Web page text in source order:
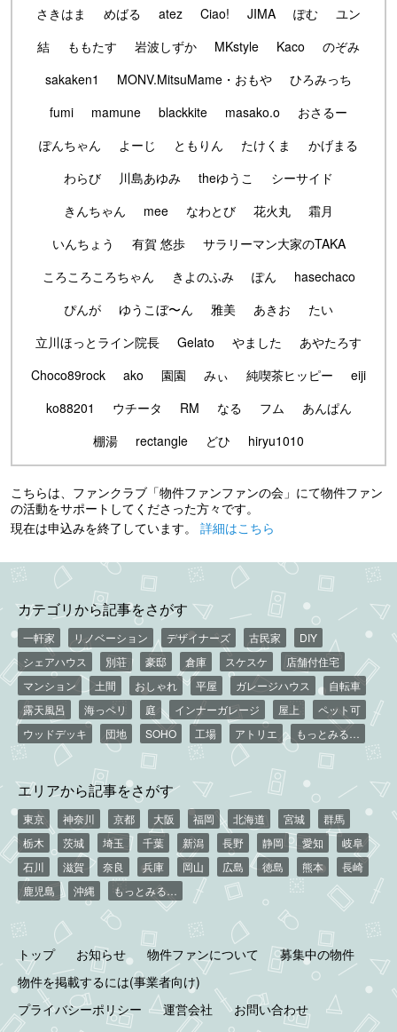
さきはま
めばる atez Ciao! JIMA ぽむ
ユン
結
ももたす 岩波しずか MKstyle Kaco
のぞみ
sakaken1
MONV.MitsuMame・おもや
ひろみっち
fumi
mamune blackkite masako.o
おさるー
ぽんちゃん
よーじ ともりん たけくま
かげまる
わらび
川島あゆみ theゆうこ
シーサイド
きんちゃん
mee なわとび 花火丸
霜月
いんちょう
有賀 悠歩
サラリーマン大家のTAKA
ころころころちゃん
きよのふみ ぽん
hasechaco
ぴんが
ゆうこぼ〜ん 雅美 あきお
たい
立川ほっとライン院長
Gelato やました
あやたろす
Choco89rock
ako 園園 みぃ 純喫茶ヒッピー
eiji
ko88201
ウチータ RM なる フム
あんぱん
棚湯
rectangle どひ hiryu1010
こちらは、ファンクラブ「物件ファンファンの会」にて物件ファン
の活動をサポートしてくださった方々です。
現在は申込みを終了しています。 詳細はこちら
カテゴリから記事をさがす
一軒家 リノベーション デザイナーズ 古民家
DIY
シェアハウス
別荘 豪邸 倉庫 スケスケ
店舗付住宅
マンション
土間 おしゃれ 平屋 ガレージハウス
自転車
露天風呂
海っペリ 庭 インナーガレージ 屋上
ペット可
ウッドデッキ
団地 SOHO 工場 アトリエ もっとみる…
エリアから記事をさがす
東京 神奈川 京都 大阪 福岡 北海道 宮城
群馬
栃木
茨城 埼玉 千葉 新潟 長野 静岡 愛知
岐阜
石川
滋賀 奈良 兵庫 岡山 広島 徳島 熊本
長崎
鹿児島
沖縄 もっとみる…
トップ お知らせ 物件ファンについて
募集中の物件
物件を掲載するには(事業者向け)
プライバシーポリシー
運営会社 お問い合わせ